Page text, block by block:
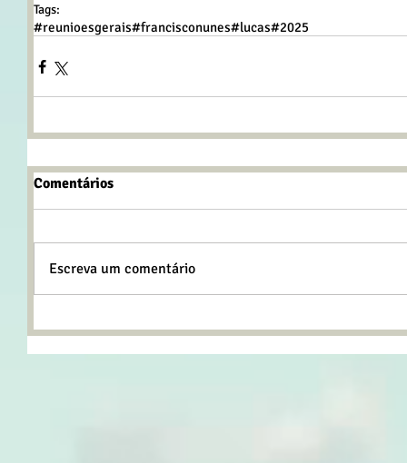
Tags:
#reunioesgerais#francisconunes#lucas#2025
Comentários
Escreva um comentário